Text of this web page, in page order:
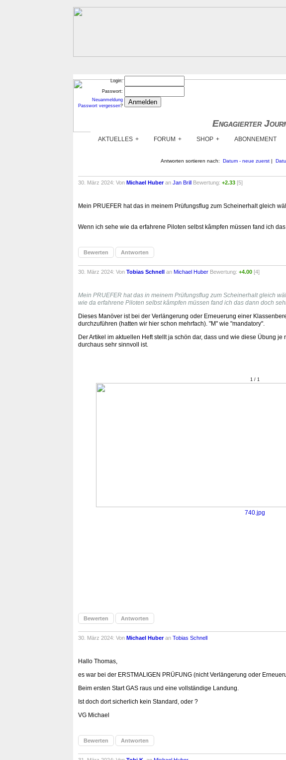
Login:
Passwort:
Neuanmeldung
Passwort vergessen?
Engagierter
Engagierter
AKTUELLES FORUM SHOP ABONNEMENT
Antworten sortieren nach: Datum - neue zuerst |
30. März 2024: Von Michael Huberan Jan Brill Bewertung: +2.33 [5]
Mein PRUEFER hat das in meinem Prüfungsflug zum Scheinerhalt gleich
Wenn ich sehe wie da erfahrene Piloten selbst kâmpfen müssen fand ich
Bewerten Antworten
30. März 2024: Von Tobias Schnell an Michael Huber Bewertung: +4.00 [4]
Mein PRUEFER hat das in meinem Prüfungsflug zum Scheinerhalt gleich
wie da erfahrene Piloten selbst kâmpfen müssen fand ich das dann doch
Dieses Manöver ist bei der Verlängerung oder Erneuerung einer
durchzuführen (hatten wir hier schon mehrfach). "M" wie "mandatory".
Der Artikel im aktuellen Heft stellt ja schön dar, dass und wie diese Übung
durchaus sehr sinnvoll ist.
1 / 1
740.jpg
Bewerten Antworten
30. März 2024: Von Michael Huberan Tobias Schnell
Hallo Thomas,
es war bei der ERSTMALIGEN PRÜFUNG (nicht Verlängerung oder
Beim ersten Start GAS raus und eine vollständige Landung.
Ist doch dort sicherlich kein Standard, oder ?
VG Michael
Bewerten Antworten